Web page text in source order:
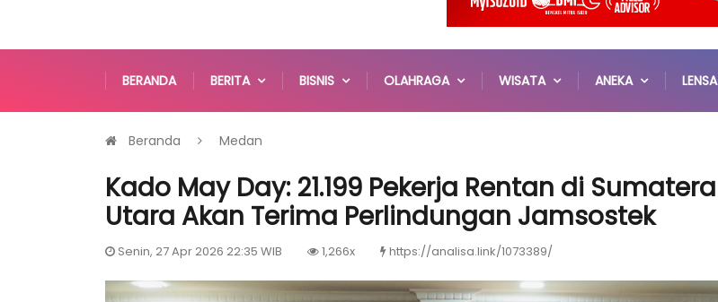
BERANDA BERITA BISNIS OLAHRAGA WISATA ANEKA LENSA
Beranda Medan
Kado May Day: 21.199 Pekerja Rentan di Sumatera
Utara Akan Terima Perlindungan Jamsostek
Senin, 27 Apr 2026 22:35 WIB 1,266x https://analisa.link/1073389/